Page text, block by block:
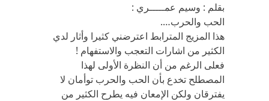
بقلم : وسيم عمـــــري :
الحب والحرب….
هذا المزيج المترابط اعترضني كثيرا وأثار لدي
الكثير من اشارات التعجب والاستفهام !
فعلى الرغم من أن النظرة الأولى لهذا
المصطلح تخدع بأن الحب والحرب توأمان لا
يفترقان ولكن الإمعان فيه يطرح الكثير من